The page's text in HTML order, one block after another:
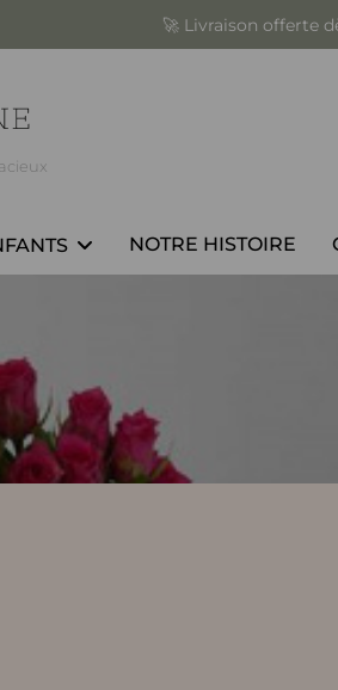
❤️ Garantie satisfait
NOTRE HISTOIRE